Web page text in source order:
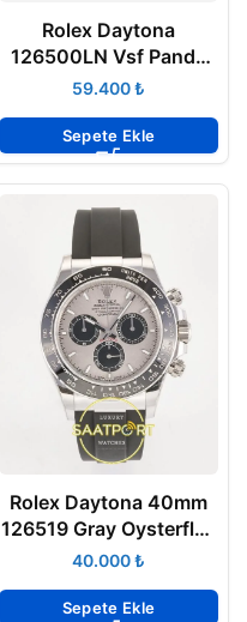
Rolex Daytona
126500LN Vsf Panda
904L Oyster 4131
₺
Sepete Ekle
Rolex Daytona 40mm
126519 Gray Oysterflex
ARF Factory Eta Saat
₺
Sepete Ekle